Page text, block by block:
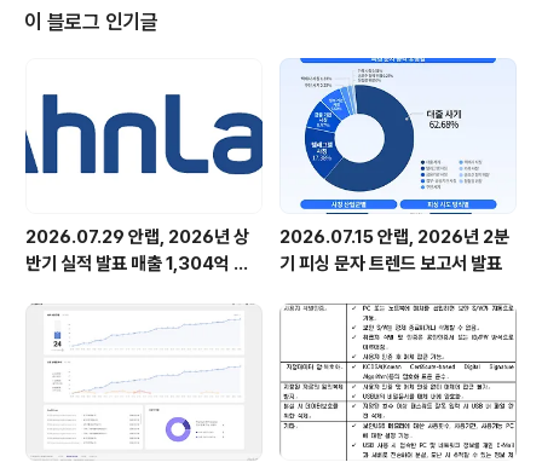
uary 25, 2003, Ahnlab received an urgent repor
t as news spread that internet was down across
the country. The report indicated that MS-SQL s
이 블로그 인기글
2026.07.29 안랩, 2026년 상
반기 실적 발표 매출 1,304억 원,
2026.07.15 안랩, 2026년 2분
기 피싱 문자 트렌드 보고서 발표